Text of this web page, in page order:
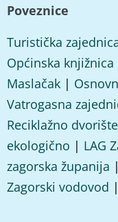
Poveznice
Turistička
Općinska
Maslačak |
Vatrogasna
Reciklažno
ekologično | LAG
zagorska županija |
Zagorski vodovod |